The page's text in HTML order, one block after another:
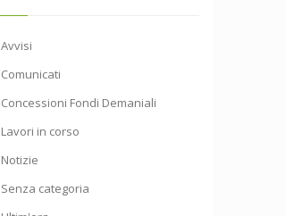
Avvisi
Comunicati
Concessioni Fondi Demaniali
Lavori in corso
Notizie
Senza categoria